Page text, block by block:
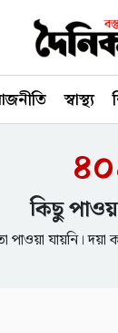
স্বাস্থ্য
কিছু
যায়নি। দয়া